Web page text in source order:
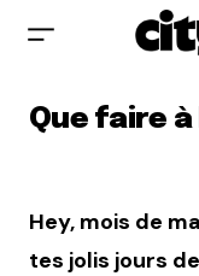
Que faire à
Hey, mois de
tes jolis jours